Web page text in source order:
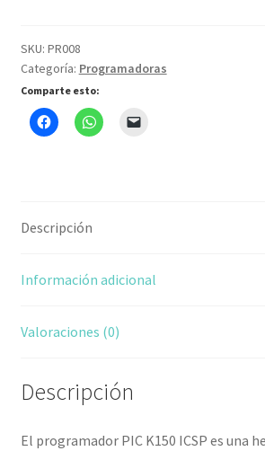
cable
USB
cantidad
SKU: PR008
Categoría: Programadoras
Comparte esto:
Descripción
Información adicional
Valoraciones (0)
Descripción
El programador PIC K150 ICSP es una